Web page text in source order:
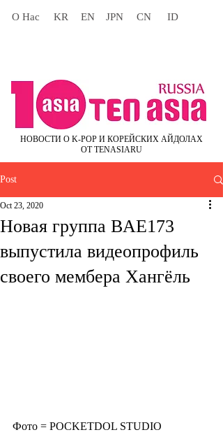
О Нас KR EN JPN CN ID
НОВОСТИ О K-POP И КОРЕЙСКИХ АЙДОЛАХ
ОТ TENASIARU
Post
Новая группа BAE173
выпустила видеопрофиль
своего мембера Хангёль
Oct 23, 2020
Фото = POCKETDOL STUDIO